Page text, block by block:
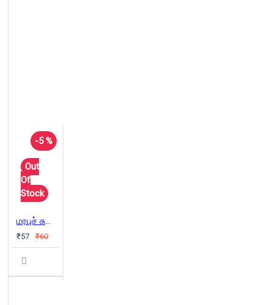
-5 %
Out
Of
Stock
மரபுச் சுவை
₹57 ₹60